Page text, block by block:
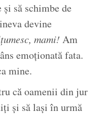
și să schimbe de
devine
mami! Am
emoționată fata.
mine.
că oamenii din jur
și să lași în urmă